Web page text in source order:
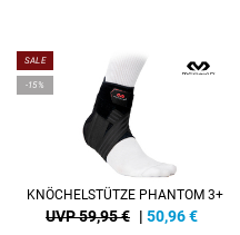
SALE
-15%
KNÖCHELSTÜTZE PHANTOM 3+
UVP 59,95 € | 50,96€